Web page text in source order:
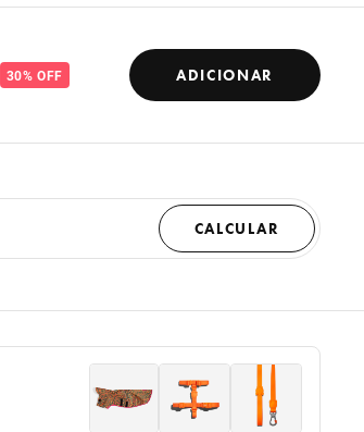
30% OFF ADICIONAR
CALCULAR